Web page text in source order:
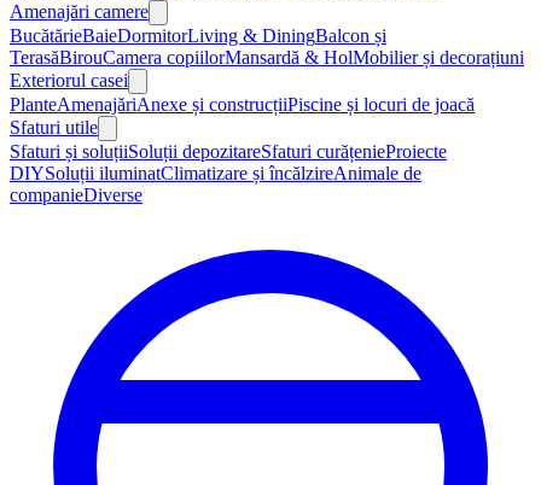
Amenajări camere
BucătărieBaieDormitorLiving & DiningBalcon și
TerasăBirouCamera copiilorMansardă & HolMobilier și decorațiuni
Exteriorul casei
PlanteAmenajăriAnexe și construcțiiPiscine și locuri de joacă
Sfaturi utile
Sfaturi și soluțiiSoluții depozitareSfaturi curățenieProiecte
DIYSoluții iluminatClimatizare și încălzireAnimale de
companieDiverse